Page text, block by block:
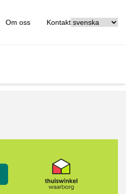
Om oss Kontakt